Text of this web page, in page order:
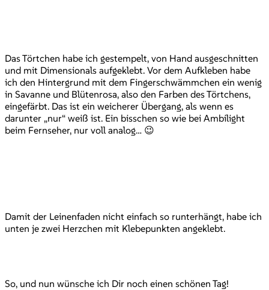
Das Törtchen habe ich gestempelt, von Hand ausgeschnitten
und mit Dimensionals aufgeklebt. Vor dem Aufkleben habe
ich den Hintergrund mit dem Fingerschwämmchen ein wenig
in Savanne und Blütenrosa, also den Farben des Törtchens,
eingefärbt. Das ist ein weicherer Übergang, als wenn es
darunter „nur“ weiß ist. Ein bisschen so wie bei Ambilight
beim Fernseher, nur voll analog… 😉
Damit der Leinenfaden nicht einfach so runterhängt, habe ich
unten je zwei Herzchen mit Klebepunkten angeklebt.
So, und nun wünsche ich Dir noch einen schönen Tag!